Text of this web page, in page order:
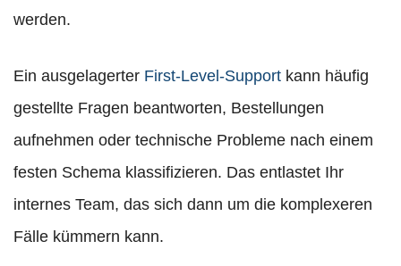
werden.
Ein ausgelagerter First-Level-Support kann häufig
gestellte Fragen beantworten, Bestellungen
aufnehmen oder technische Probleme nach einem
festen Schema klassifizieren. Das entlastet Ihr
internes Team, das sich dann um die komplexeren
Fälle kümmern kann.